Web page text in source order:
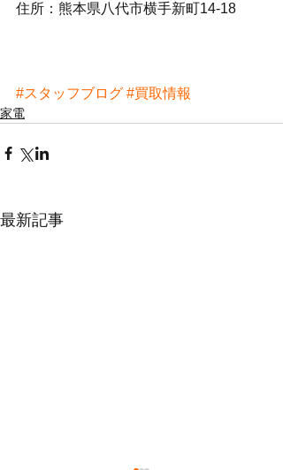
住所：熊本県八代市横手新町14-18
#スタッフブログ #買取情報
家電
最新記事